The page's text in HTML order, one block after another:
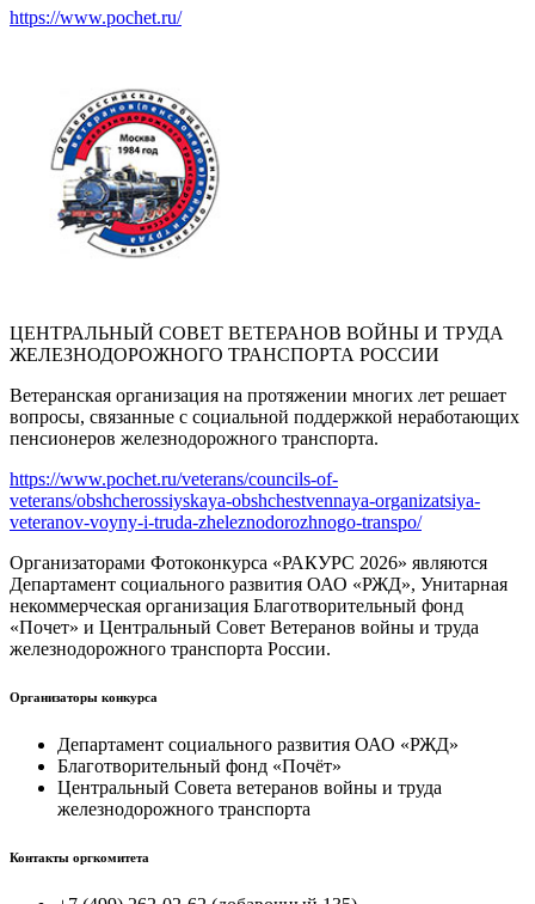
https://www.pochet.ru/
ЦЕНТРАЛЬНЫЙ СОВЕТ ВЕТЕРАНОВ ВОЙНЫ И ТРУДА
ЖЕЛЕЗНОДОРОЖНОГО ТРАНСПОРТА РОССИИ
Ветеранская организация на протяжении многих лет решает
вопросы, связанные с социальной поддержкой неработающих
пенсионеров железнодорожного транспорта.
https://www.pochet.ru/veterans/councils-of-
veterans/obshcherossiyskaya-obshchestvennaya-organizatsiya-
veteranov-voyny-i-truda-zheleznodorozhnogo-transpo/
Организаторами Фотоконкурса «РАКУРС 2026» являются
Департамент социального развития ОАО «РЖД», Унитарная
некоммерческая организация Благотворительный фонд
«Почет» и Центральный Совет Ветеранов войны и труда
железнодорожного транспорта России.
Организаторы конкурса
Департамент социального развития ОАО «РЖД»
Благотворительный фонд «Почёт»
Центральный Совета ветеранов войны и труда
железнодорожного транспорта
Контакты оргкомитета